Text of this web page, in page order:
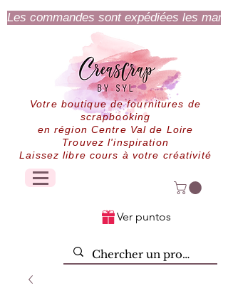
Les commandes sont expédiées les
Votre boutique de fournitures de
scrapbooking
en région Centre Val de Loire
Trouvez l'inspiration
Laissez libre cours à votre créativité
Ver puntos